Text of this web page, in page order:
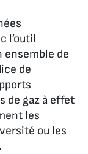
l’outil
ensemble de
de
de gaz à effet
les
ou les